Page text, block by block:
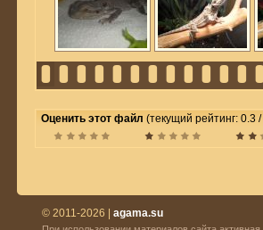
Оценить этот файл (текущий рейтинг: 0.3
© 2011-2026 | agama.su